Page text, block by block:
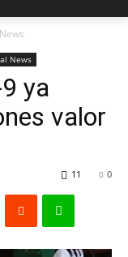
News
ya
valor
0
11